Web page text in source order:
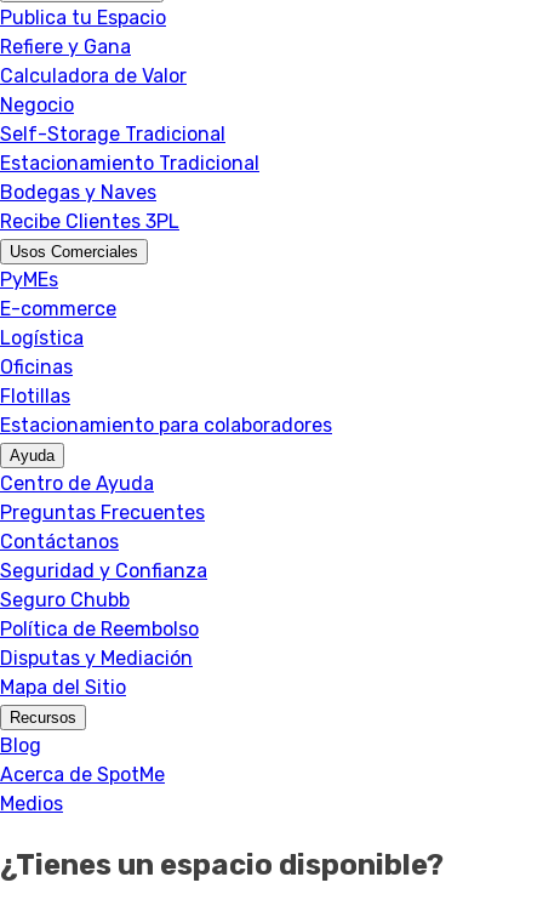
Publica tu Espacio
Refiere y Gana
Calculadora de Valor
Negocio
Self-Storage Tradicional
Estacionamiento Tradicional
Bodegas y Naves
Recibe Clientes 3PL
Usos Comerciales
PyMEs
E-commerce
Logística
Oficinas
Flotillas
Estacionamiento para colaboradores
Ayuda
Centro de Ayuda
Preguntas Frecuentes
Contáctanos
Seguridad y Confianza
Seguro Chubb
Política de Reembolso
Disputas y Mediación
Mapa del Sitio
Recursos
Blog
Acerca de SpotMe
Medios
¿Tienes un espacio disponible?